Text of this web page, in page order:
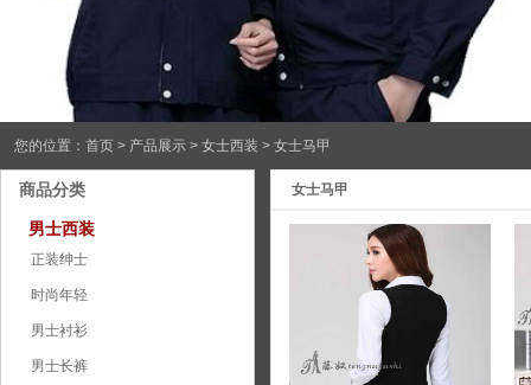
您的位置： 首页 > 产品展示 > 女士西装 > 女士马甲
商品分类
男士西装
正装绅士
时尚年轻
男士衬衫
男士长裤
女士马甲